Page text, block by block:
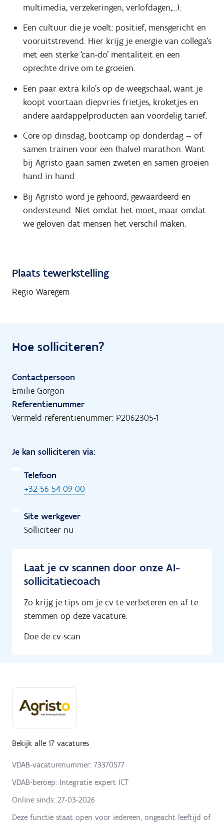
multimedia, verzekeringen, verlofdagen,…).
Een cultuur die je voelt: positief, mensgericht en
vooruitstrevend. Hier krijg je energie van collega’s
met een sterke ‘can-do’ mentaliteit en een
oprechte drive om te groeien.
Een paar extra kilo’s op de weegschaal, want je
koopt voortaan diepvries frietjes, kroketjes en
andere aardappelproducten aan voordelig tarief.
Core op dinsdag, bootcamp op donderdag — of
samen trainen voor een (halve) marathon. Want
bij Agristo gaan samen zweten en samen groeien
hand in hand.
Bij Agristo word je gehoord, gewaardeerd en
ondersteund. Niet omdat het moet, maar omdat
we geloven dat mensen het verschil maken.
Plaats tewerkstelling
Regio Waregem
Hoe solliciteren?
Contactpersoon
Emilie Gorgon
Referentienummer
Vermeld referentienummer: P2062305-1
Je kan solliciteren via:
Telefoon
+32 56 54 09 00
Site werkgever
Solliciteer nu
Laat je cv scannen door onze AI-
sollicitatiecoach
Zo krijg je tips om je cv te verbeteren en af te
stemmen op deze vacature.
Doe de cv-scan
Bekijk alle 17 vacatures
VDAB-vacaturenummer: 73370577
VDAB-beroep: Integratie expert ICT
Online sinds: 27-03-2026
Deze functie staat open voor iedereen, ongeacht leeftijd of